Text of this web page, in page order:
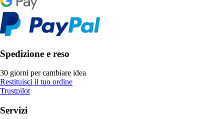
Spedizione e reso
30 giorni per cambiare idea
Restituisci il tuo ordine
Trustpilot
Servizi